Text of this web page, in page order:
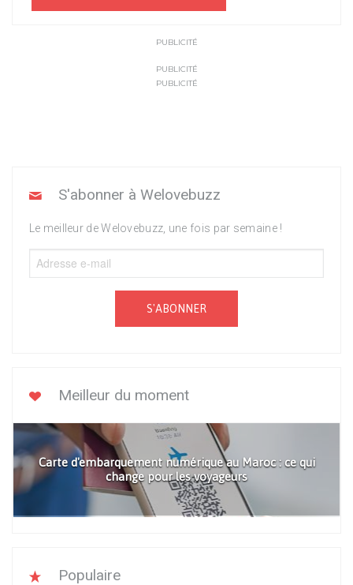
PUBLICITÉ
PUBLICITÉ
PUBLICITÉ
S'abonner à Welovebuzz
Le meilleur de Welovebuzz, une fois par semaine !
S'ABONNER
Meilleur du moment
Carte d'embarquement numérique au Maroc : ce qui
change pour les voyageurs
Populaire